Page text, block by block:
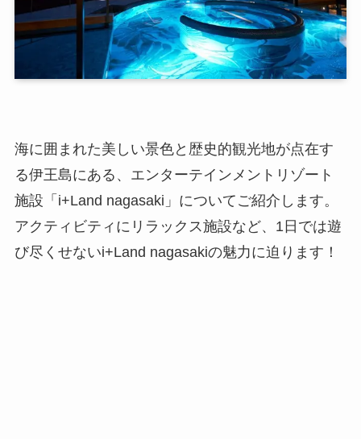
海に囲まれた美しい景色と歴史的観光地が点在す
る伊王島にある、エンターテインメントリゾート
施設「i+Land nagasaki」についてご紹介します。
アクティビティにリラックス施設など、1日では遊
び尽くせないi+Land nagasakiの魅力に迫ります！